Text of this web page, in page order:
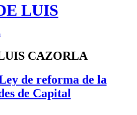
LUIS
CAZORLA
de reforma de la
de Capital